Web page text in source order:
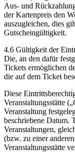
Aus- und
der Kartenpreis den
auszugleichen, dies
Gutscheingültigkeit.
4.6 Gültigkeit der
Die, an den dafür
Tickets ermöglichen
die auf dem Ticket
Diese
Veranstaltungsstätte
Veranstaltung
beschriebene Datum.
Veranstaltungen,
(bzw. zu einer
Veranstaltungsstätte